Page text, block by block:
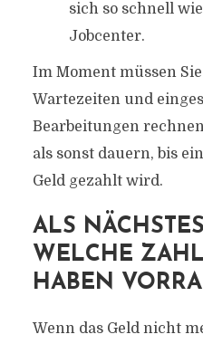
sich so schnell
Jobcenter.
Im Moment müssen
Wartezeiten und
Bearbeitungen
als sonst dauern, bis
Geld gezahlt wird.
ALS
WELCHE
HABEN
Wenn das Geld nicht